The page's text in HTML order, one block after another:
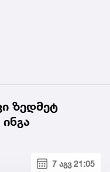
ზედმეტ
7 აგვ 21:05